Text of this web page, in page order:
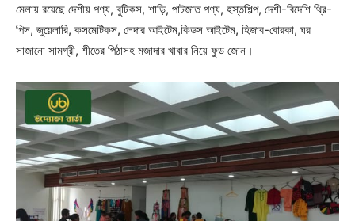
মেলায় রয়েছে দেশীয় পণ্য, বুটিকস, শাড়ি, পাটজাত পণ্য, হস্তশিল্প, দেশী-বিদেশি থ্রি-
পিস, জুয়েলারি, কসমেটিকস, লেদার আইটেম,কিডস আইটেম, হিজাব-বােরকা, ঘর
সাজানো সামগ্রী, শীতের পিঠাসহ মজাদার খাবার নিয়ে ফুড জোন।